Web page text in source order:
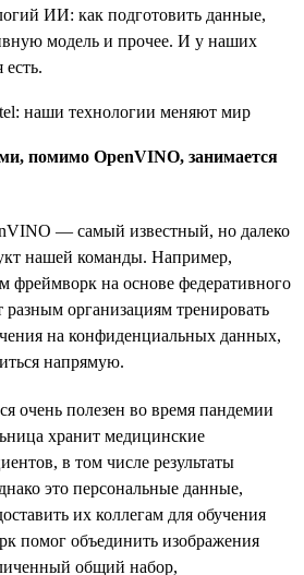
ИИ: как подготовить данные,
модель и прочее. И у наших
есть.
помимо OpenVINO, занимается
— самый известный, но далеко
нашей команды. Например,
фреймворк на основе федеративного
разным организациям тренировать
на конфиденциальных данных,
напрямую.
очень полезен во время пандемии
хранит медицинские
в том числе результаты
это персональные данные,
их коллегам для обучения
помог объединить изображения
общий набор,